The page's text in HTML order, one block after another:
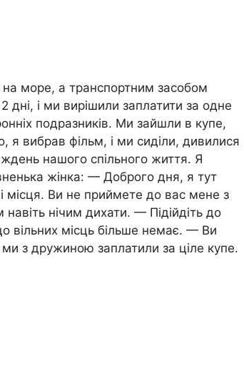
море, а транспортним засобом
дні, і ми вирішили заплатити за одне
подразників. Ми зайшли в купе,
я вибрав фільм, і ми сиділи, дивилися
нашого спільного життя. Я
жінка: — Доброго дня, я тут
місця. Ви не приймете до вас мене з
навіть нічим дихати. — Підійдіть до
вільних місць більше немає. — Ви
з дружиною заплатили за ціле купе.